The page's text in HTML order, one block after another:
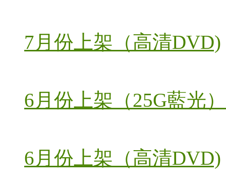
7月份上架（高清DVD)
6月份上架（25G藍光）
6月份上架（高清DVD)